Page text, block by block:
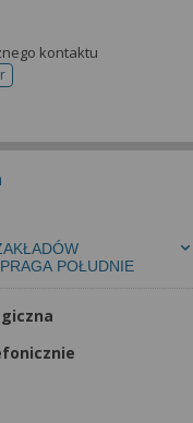
kontaktu
do rejestracji
POŁUDNIE